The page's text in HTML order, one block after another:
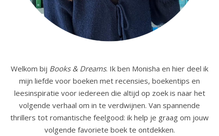
Welkom bij Books & Dreams. Ik ben Monisha en hier deel ik
mijn liefde voor boeken met recensies, boekentips en
leesinspiratie voor iedereen die altijd op zoek is naar het
volgende verhaal om in te verdwijnen. Van spannende
thrillers tot romantische feelgood: ik help je graag om jouw
volgende favoriete boek te ontdekken.